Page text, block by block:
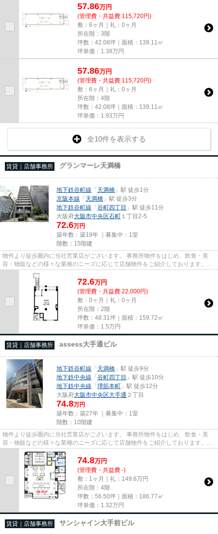
57.86万円
(管理費・共益費 115,720円)
敷：6ヶ月｜礼：0ヶ月
所在階：3階
坪数：42.08坪｜面積：139.11㎡
坪単価： 1.38万円
57.86万円
(管理費・共益費 115,720円)
敷：6ヶ月｜礼：0ヶ月
所在階：4階
坪数：42.08坪｜面積：139.11㎡
坪単価： 1.93万円
全10件を表示する
賃貸｜店舗事務所 グランマーレ天満橋
地下鉄谷町線 「天満橋 」駅 徒歩1分
京阪本線 「天満橋 」駅 徒歩3分
地下鉄谷町線 「谷町四丁目 」駅 徒歩11分
大阪府大阪市中央区石町 １丁目2-5
72.6万円
築年数：築19年 ｜募集中： 1室
階数：15階建
物件より徒歩圏内に当社営業店がございます。 事務所物件をはじめ、飲食・美
容・物販などの様々な業種のニーズに応じて店舗物件をご紹介しております。
尚、弊社ではおとり広告は一切...
72.6万円
(管理費・共益費 22,000円)
敷：0ヶ月｜礼：0ヶ月
所在階：2階
坪数：48.31坪｜面積：159.72㎡
坪単価： 1.5万円
賃貸｜店舗事務所 assess大手通ビル
地下鉄谷町線 「天満橋 」駅 徒歩9分
地下鉄中央線 「谷町四丁目 」駅 徒歩10分
地下鉄中央線 「堺筋本町 」駅 徒歩12分
大阪府大阪市中央区大手通 ２丁目
74.8万円
築年数：築27年 ｜募集中： 1室
階数：10階建
物件より徒歩圏内に当社営業店がございます。 事務所物件をはじめ、飲食・美
容・物販などの様々な業種のニーズに応じて店舗物件をご紹介しております。
尚、弊社ではおとり広告は一切...
74.8万円
(管理費・共益費 -)
敷：1ヶ月｜礼：149.6万円
所在階：4階
坪数：56.50坪｜面積：186.77㎡
坪単価： 1.32万円
賃貸｜店舗事務所 サンシャイン大手前ビル